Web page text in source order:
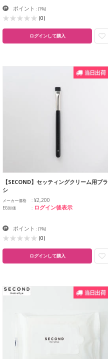
ポイント :(1%)
(0)
ログインして購入
【SECOND】セッティングクリーム用ブラ
シ
メーカー価格 ¥2,200
EG卸価 ログイン後表示
ポイント :(1%)
(0)
ログインして購入